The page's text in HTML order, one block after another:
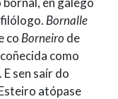
Bornalle
co Borneiro de
como
sen saír do
atópase